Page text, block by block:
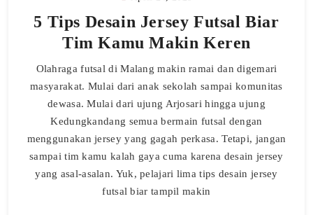
5 Tips Desain Jersey Futsal Biar
Tim Kamu Makin Keren
Olahraga futsal di Malang makin ramai dan digemari
masyarakat. Mulai dari anak sekolah sampai komunitas
dewasa. Mulai dari ujung Arjosari hingga ujung
Kedungkandang semua bermain futsal dengan
menggunakan jersey yang gagah perkasa. Tetapi, jangan
sampai tim kamu kalah gaya cuma karena desain jersey
yang asal-asalan. Yuk, pelajari lima tips desain jersey
futsal biar tampil makin